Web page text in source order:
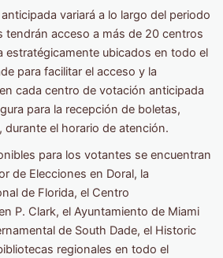
variará a lo largo del periodo
tendrán acceso a más de 20 centros
estratégicamente ubicados en todo el
para facilitar el acceso y la
cada centro de votación anticipada
para la recepción de boletas,
el horario de atención.
para los votantes se encuentran
de Elecciones en Doral, la
de Florida, el Centro
P. Clark, el Ayuntamiento de Miami
de South Dade, el Historic
regionales en todo el